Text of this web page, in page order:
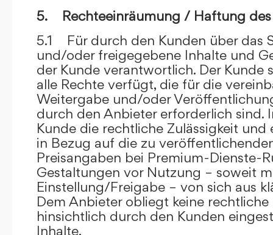
5. Rechteeinräumung / Haftung des
5.1 Für durch den Kunden über das
und/oder freigegebene Inhalte und
der Kunde verantwortlich. Der Kunde
alle Rechte verfügt, die für die
Weitergabe und/oder
durch den Anbieter erforderlich sind.
Kunde die rechtliche Zulässigkeit
in Bezug auf die zu
Preisangaben bei Premium-Dienste-
Gestaltungen vor Nutzung – soweit
Einstellung/Freigabe – von sich aus
Dem Anbieter obliegt keine
hinsichtlich durch den Kunden
Inhalte.